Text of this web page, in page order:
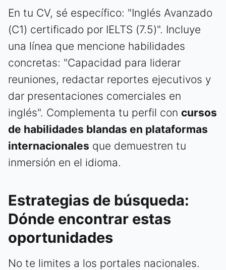
En tu CV, sé específico: "Inglés Avanzado
(C1) certificado por IELTS (7.5)". Incluye
una línea que mencione habilidades
concretas: "Capacidad para liderar
reuniones, redactar reportes ejecutivos y
dar presentaciones comerciales en
inglés". Complementa tu perfil con cursos
de habilidades blandas en plataformas
internacionales que demuestren tu
inmersión en el idioma.
Estrategias de búsqueda:
Dónde encontrar estas
oportunidades
No te limites a los portales nacionales.